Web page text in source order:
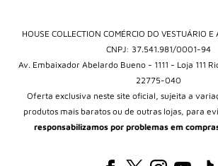
Termos e Condições
HOUSE COLLECTION COMÉRCIO DO VESTUÁRIO E
CNPJ: 37.541.981/0001-94
Av. Embaixador Abelardo Bueno - 1111 - Loja 111
22775-040
Oferta exclusiva neste site oficial, sujeita a
produtos mais baratos ou de outras lojas, para
responsabilizamos por problemas em